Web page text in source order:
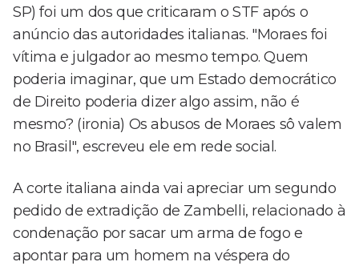
SP) foi um dos que criticaram o STF após o
anúncio das autoridades italianas. "Moraes foi
vítima e julgador ao mesmo tempo. Quem
poderia imaginar, que um Estado democrático
de Direito poderia dizer algo assim, não é
mesmo? (ironia) Os abusos de Moraes sô valem
no Brasil", escreveu ele em rede social.
A corte italiana ainda vai apreciar um segundo
pedido de extradição de Zambelli, relacionado à
condenação por sacar um arma de fogo e
apontar para um homem na véspera do